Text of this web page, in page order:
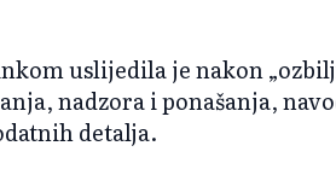
uslijedila je nakon
nadzora i ponašanja,
detalja.